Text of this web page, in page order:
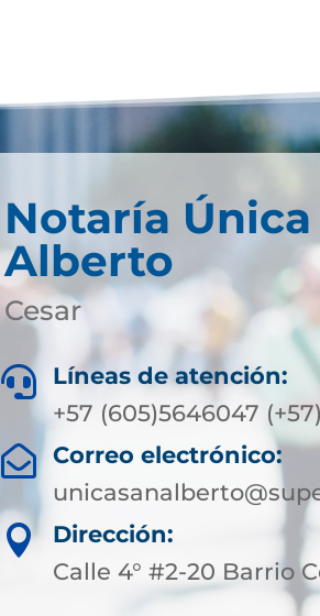
Notaría Única
Alberto
Cesar

Líneas de atención:
+57 (605)5646047

Correo electrónico:

Dirección:
Calle 4° #2-20 Barrio